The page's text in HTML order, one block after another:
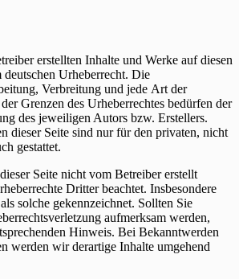
erstellten Inhalte und Werke auf diesen
deutschen Urheberrecht. Die
Verbreitung und jede Art der
Grenzen des Urheberrechtes bedürfen der
des jeweiligen Autors bzw. Erstellers.
dieser Seite sind nur für den privaten, nicht
gestattet.
Seite nicht vom Betreiber erstellt
Dritter beachtet. Insbesondere
solche gekennzeichnet. Sollten Sie
aufmerksam werden,
Hinweis. Bei Bekanntwerden
werden wir derartige Inhalte umgehend